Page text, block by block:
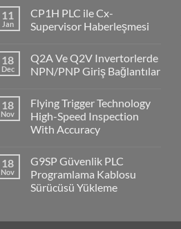
11
Jan
CP1H PLC ile Cx-
Supervisor Haberleşmesi
on
CP1H
PLC
Supervisor
Haberleşmesi
18
Dec
Q2A Ve Q2V Invertorlerde
NPN/PNP Giriş Bağlantılar
on
Q2A
Ve
Q2V
Giriş
Bağlantılar
18
Nov
Flying Trigger Technology
High-Speed Inspection
With Accuracy
on
Flying
Trigger
Technology
With
18
Nov
G9SP Güvenlik PLC
Programlama Kablosu
Sürücüsü Yükleme